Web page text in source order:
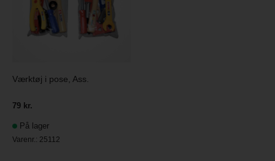
Værktøj i pose, Ass.
79 kr.
På lager
Varenr.: 25112